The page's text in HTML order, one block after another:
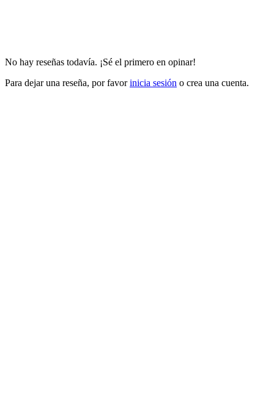
No hay reseñas todavía. ¡Sé el primero en opinar!
Para dejar una reseña, por favorinicia sesión o crea una cuenta.